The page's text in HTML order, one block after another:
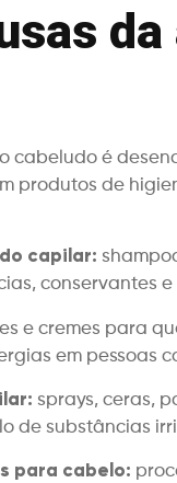
cabeludo é
produtos de
capilar:
conservantes
e cremes para
em pessoas
sprays, ceras,
de substâncias
para cabelo: